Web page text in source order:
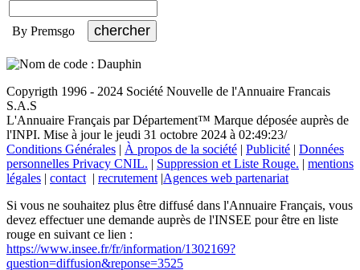
By Premsgo
Copyrigth 1996 - 2024 Société Nouvelle de l'Annuaire Francais
S.A.S
L'Annuaire Français par Département™ Marque déposée auprès de
l'INPI. Mise à jour le jeudi 31 octobre 2024 à 02:49:23/
Conditions Générales | À propos de la société | Publicité | Données
personnelles Privacy CNIL. | Suppression et Liste Rouge. | mentions
légales | contact | recrutement |Agences web partenariat
Si vous ne souhaitez plus être diffusé dans l'Annuaire Français, vous
devez effectuer une demande auprès de l'INSEE pour être en liste
rouge en suivant ce lien :
https://www.insee.fr/fr/information/1302169?
question=diffusion&reponse=3525